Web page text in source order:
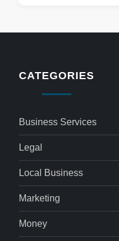
CATEGORIES
Business Services
Legal
Local Business
Marketing
Money